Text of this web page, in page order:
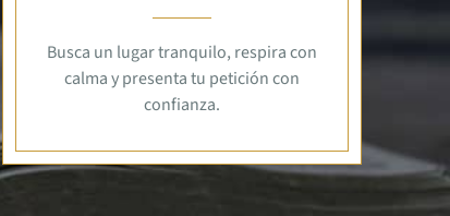
Busca un lugar tranquilo, respira con
calma y presenta tu petición con
confianza.